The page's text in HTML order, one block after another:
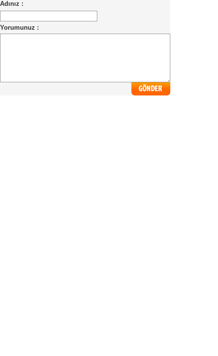
Adınız :
Yorumunuz :